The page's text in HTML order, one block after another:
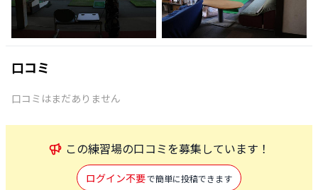
口コミ
口コミはまだありません
この練習場の口コミを募集しています！
ログイン不要で簡単に投稿できます